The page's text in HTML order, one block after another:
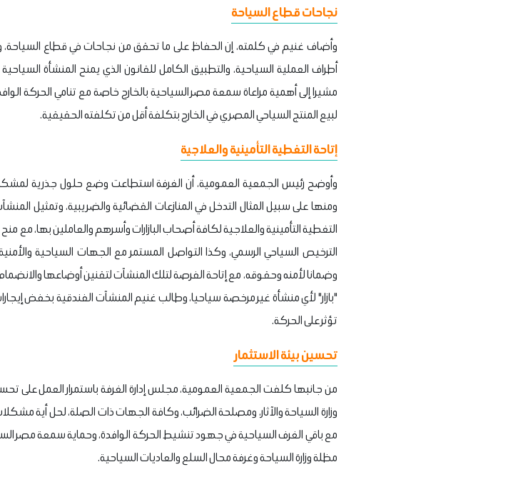
نجاحات قطاع السياحة
وأضاف غنيم في كلمته، إن الحفاظ على ما تحقق من نجاحات في قطاع السياحة،
أطراف العملية السياحية، والتطبيق الكامل للقانون الذي يمنح المنشأة
مشيرا إلى أهمية مراعاة سمعة مصر السياحية بالخارج خاصة مع تنامي الحركة
لبيع المنتج السياحي المصري في الخارج بتكلفة أقل من تكلفته الحقيقية.
إتاحة التغطية التأمينية والعلاجية
وأوضح رئيس الجمعية العمومية، أن الغرفة استطاعت وضع حلول جذرية
ومنها على سبيل المثال التدخل في المنازعات القضائية والضريبية، وتمثيل
التغطية التأمينية والعلاجية لكافة أصحاب البازارات وأسرهم والعاملين بها،
الترخيص السياحي الرسمي، وكذا التواصل المستمر مع الجهات السياحية
وضمانا لأمنه وحقوقه، مع إتاحة الفرصة لتلك المنشآت لتقنين أوضاعها
"بازار" لأي منشأة غير مرخصة سياحيا، وطالب غنيم المنشآت الفندقية بخفض
تؤثر على الحركة.
تحسين بيئة الاستثمار
من جانبها كلفت الجمعية العمومية، مجلس إدارة الغرفة باستمرار العمل على
وزارة السياحة والآثار، ومصلحة الضرائب، وكافة الجهات ذات الصلة، لحل أية
مع باقي الغرف السياحية في جهود تنشيط الحركة الوافدة، وحماية سمعة مصر
مظلة وزارة السياحة وغرفة محال السلع والعاديات السياحية.